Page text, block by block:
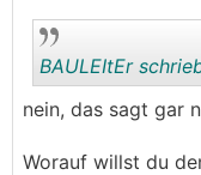
BAULEItEr
nein, das sagt gar
Worauf willst du